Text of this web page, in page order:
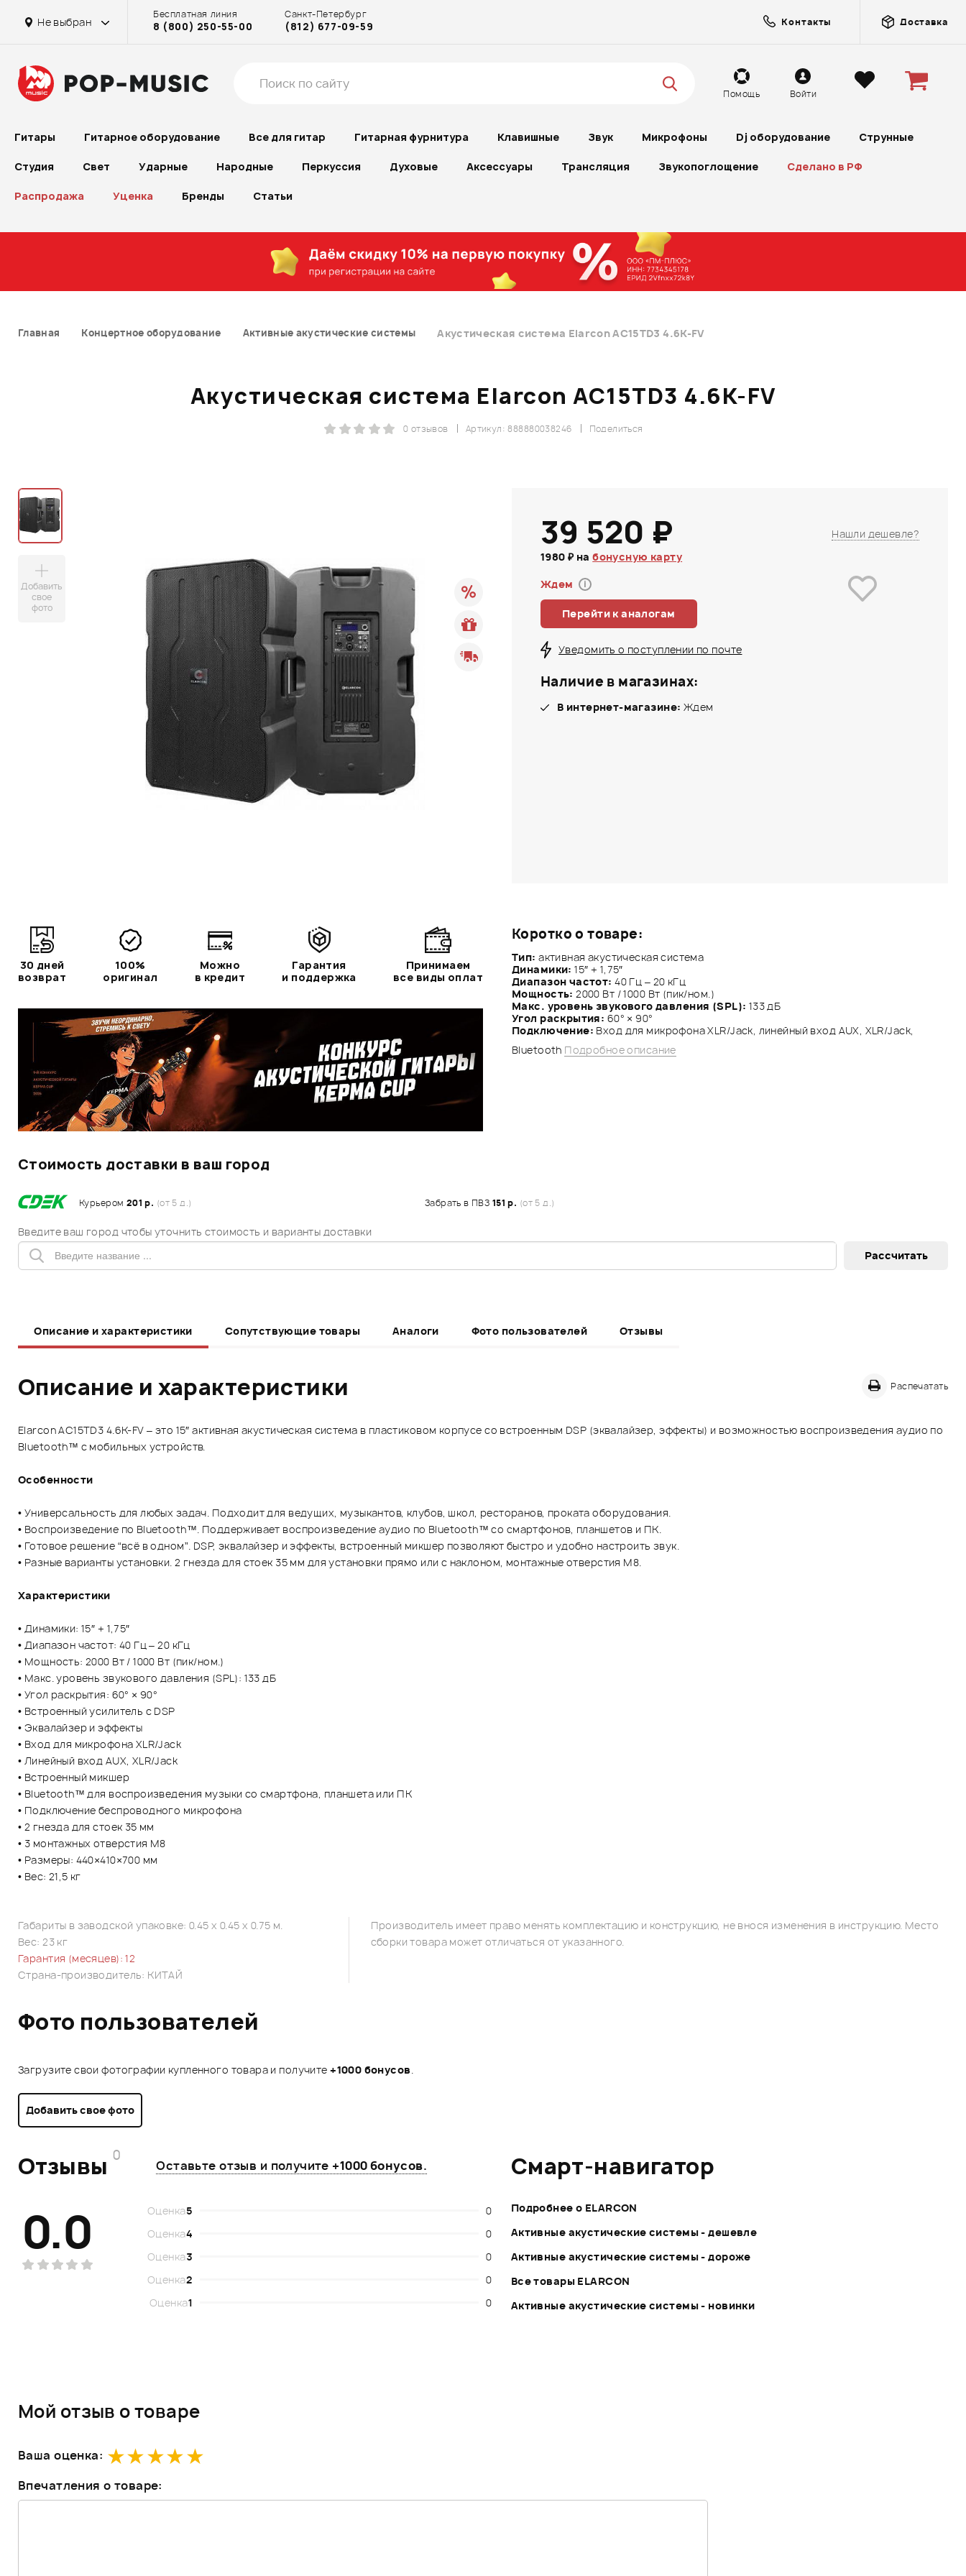
Не выбран
Бесплатная линия
8 (800) 250-55-00
Санкт-Петербург
(812) 677-09-59 Контакты Доставка
Помощь Войти
Гитары Гитарное оборудование Все для гитар Гитарная фурнитура Клавишные Звук Микрофоны Dj оборудование Струнные
Студия Свет Ударные Народные Перкуссия Духовые Аксессуары Трансляция Звукопоглощение Сделано в РФ
Распродажа Уценка Бренды Статьи
Главная Концертное оборудование Активные акустические системы Акустическая система Elarcon AC15TD3 4.6K-FV
Акустическая система Elarcon AC15TD3 4.6K-FV
Поделиться
Артикул: 888880038246
0 отзывов
Добавить
свое
фото
Коротко о товаре:
Тип:активная акустическая система
Динамики: 15″ + 1,75″
Диапазон частот:40 Гц – 20 кГц
Мощность: 2000 Вт / 1000 Вт (пик/ном.)
Макс. уровень звукового давления (SPL): 133 дБ
Угол раскрытия: 60° × 90°
Подключение: Вход для микрофона XLR/Jack, линейный вход AUX, XLR/Jack,
Bluetooth Подробное описание
39 520 ₽
1980 ₽ набонусную карту
Нашли дешевле?
Ждем i
Перейти к аналогам
Уведомить о поступлении по почте
Наличие в магазинах:
В интернет-магазине: Ждем
30 дней
возврат
100%
оригинал
Можно
в кредит
Гарантия
и поддержка
Принимаем
все виды оплат
Стоимость доставки в ваш город
Курьером 201 р. (от 5 д.) Забрать в ПВЗ 151 р. (от 5 д.)
Введите ваш город чтобы уточнить стоимость и варианты доставки
Описание и характеристики Сопутствующие товары Аналоги Фото пользователей Отзывы
Описание и характеристики Распечатать
Elarcon AC15TD3 4.6K-FV – это 15″ активная акустическая система в пластиковом корпусе со встроенным DSP (эквалайзер, эффекты) и возможностью воспроизведения аудио по
Bluetooth™ с мобильных устройств.
Особенности
• Универсальность для любых задач. Подходит для ведущих, музыкантов, клубов, школ, ресторанов, проката оборудования.
• Воспроизведение по Bluetooth™. Поддерживает воспроизведение аудио по Bluetooth™ со смартфонов, планшетов и ПК.
• Готовое решение “всё в одном”. DSP, эквалайзер и эффекты, встроенный микшер позволяют быстро и удобно настроить звук.
• Разные варианты установки. 2 гнезда для стоек 35 мм для установки прямо или с наклоном, монтажные отверстия M8.
Характеристики
• Динамики: 15″ + 1,75″
• Диапазон частот: 40 Гц – 20 кГц
• Мощность: 2000 Вт / 1000 Вт (пик/ном.)
• Макс. уровень звукового давления (SPL): 133 дБ
• Угол раскрытия: 60° × 90°
• Встроенный усилитель с DSP
• ​​​​​​​Эквалайзер и эффекты
• Вход для микрофона XLR/Jack
• Линейный вход AUX, XLR/Jack
• Встроенный микшер
• ​​​​​​​​​​​​​​Bluetooth™ для воспроизведения музыки со смартфона, планшета или ПК
• ​​​​​​​​​​​​​​Подключение беспроводного микрофона
• ​​​​​​​2 гнезда для стоек 35 мм
• 3 монтажных отверстия M8
• Размеры: 440×410×700 мм
• Вес: 21,5 кг
Габариты в заводской упаковке: 0.45 x 0.45 x 0.75 м.
Вес: 23 кг
Гарантия (месяцев): 12
Страна-производитель: КИТАЙ
Производитель имеет право менять комплектацию и конструкцию, не внося изменения в инструкцию. Место
сборки товара может отличаться от указанного.
Фото пользователей
Загрузите свои фотографии купленного товара и получите+1000 бонусов.
Добавить свое фото
Отзывы 0
Оставьте отзыв и получите +1000 бонусов.
0.0 Оценка5
0
Оценка4
0
Оценка3
0
Оценка2
0
Оценка1 0
Смарт-навигатор
Подробнее о ELARCON
Активные акустические системы - дешевле
Активные акустические системы - дороже
Все товары ELARCON
Активные акустические системы - новинки
Мой отзыв о товаре
Ваша оценка:
Впечатления о товаре:
в г. Химки
на Рубинштейна